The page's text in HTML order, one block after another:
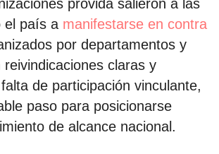
provida salieron a las
el país a manifestarse en contra
por departamentos y
claras y
de participación vinculante,
paso para posicionarse
de alcance nacional.